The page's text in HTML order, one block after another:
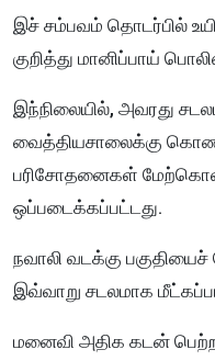
இச் சம்பவம் தொடர்பில்
குறித்து மானிப்பாய்
இந்நிலையில், அவரது
வைத்தியசாலைக்கு
பரிசோதனைகள்
ஒப்படைக்கப்பட்டது.
நவாலி வடக்கு
இவ்வாறு சடலமாக
மனைவி அதிக கடன்